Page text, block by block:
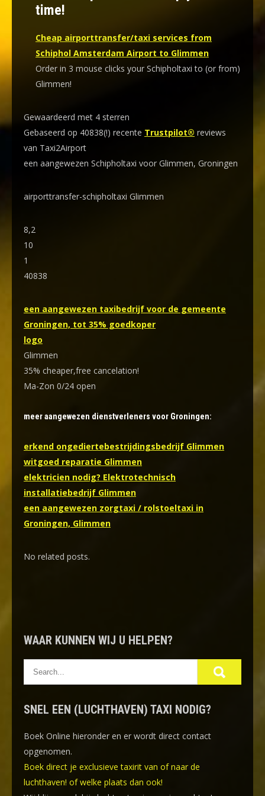
time!
Cheap airporttransfer/taxi services from
Schiphol Amsterdam Airport to Glimmen
Order in 3 mouse clicks your Schipholtaxi to (or from)
Glimmen!
Gewaardeerd met 4 sterren
Gebaseerd op 40838(!) recente Trustpilot® reviews
van Taxi2Airport
een aangewezen Schipholtaxi voor Glimmen, Groningen
airporttransfer-schipholtaxi Glimmen
8,2
10
1
40838
een aangewezen taxibedrijf voor de gemeente
Groningen, tot 35% goedkoper
logo
Glimmen
35% cheaper,free cancelation!
Ma-Zon 0/24 open
meer aangewezen dienstverleners voor Groningen:
erkend ongediertebestrijdingsbedrijf Glimmen
witgoed reparatie Glimmen
elektricien nodig? Elektrotechnisch
installatiebedrijf Glimmen
een aangewezen zorgtaxi / rolstoeltaxi in
Groningen, Glimmen
No related posts.
WAAR KUNNEN WIJ U HELPEN?
SNEL EEN (LUCHTHAVEN) TAXI NODIG?
Boek Online hieronder en er wordt direct contact
opgenomen.
Boek direct je exclusieve taxirit van of naar de
luchthaven! of welke plaats dan ook!